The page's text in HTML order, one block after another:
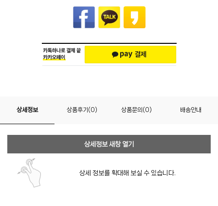
상세정보 상품후기(0) 상품문의(0) 배송안내
상세정보 새창 열기
상세 정보를 확대해 보실 수 있습니다.